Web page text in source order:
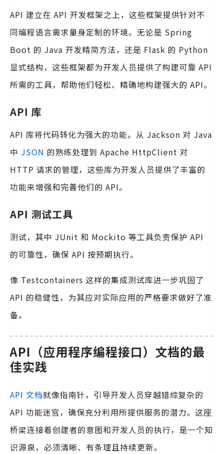
API 建立在 API 开发框架之上，这些框架提供针对不
同编程语言需求量身定制的环境。无论是 Spring
Boot 的 Java 开发精简方法，还是 Flask 的 Python
显式结构，这些框架都为开发人员提供了构建可靠 API
所需的工具，帮助他们轻松、精确地构建强大的 API。
API 库
API 库将代码转化为强大的功能。从 Jackson 对 Java
中 JSON 的熟练处理到 Apache HttpClient 对
HTTP 请求的管理，这些库为开发人员提供了丰富的
功能来增强和完善他们的 API。
API 测试工具
测试，其中 JUnit 和 Mockito 等工具负责保护 API
的可靠性，确保 API 按预期执行。
像 Testcontainers 这样的集成测试库进一步巩固了
API 的稳健性，为其应对实际应用的严格要求做好了准
备。
API（应用程序编程接口）文档的最
佳实践
API 文档就像指南针，引导开发人员穿越错综复杂的
API 功能迷宫，确保充分利用所提供服务的潜力。这座
桥梁连接着创建者的意图和开发人员的执行，是一个知
识源泉，必须清晰、有条理且持续更新。